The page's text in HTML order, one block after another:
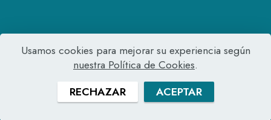
Usamos cookies para mejorar su experiencia según
nuestra Política de Cookies.
RECHAZAR
ACEPTAR